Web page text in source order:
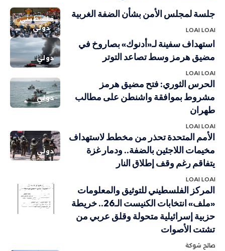
فلسطيني
دولي
جلسة لمجلس الأمن بشأن الضفة الغربية
LOAI LOAI
دولي
استهداف سفينة لـ«أدنوك» بصاروخ في
مضيق هرمز وسط تصاعد التوتر
LOAI LOAI
دولي
الحرس الثوري: فتح مضيق هرمز
مشروط بموافقة واشنطن على مطالب
طهران
LOAI LOAI
دولي
الأمم المتحدة تحذر من مخطط لاستهداف
مخيمات اللاجئين بالضفة.. ودمار غزة
يتفاقم رغم وقف إطلاق النار
LOAI LOAI
أهم الاخبار
تقارير
ودراسات
المركز الفلسطيني للتوثيق والمعلومات
«ملف» انتخابات الكنيست الـ26.. خريطة
حزبية إسرائيلية متحولة وقلق عربي من
تشتت الأصوات
صالح شوكة